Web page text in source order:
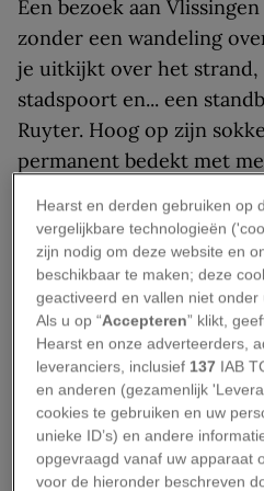
Een bezoek aan
zonder een wandeling
je uitkijkt over het strand,
stadspoort en... een
Ruyter. Hoog op zijn
permanent bedekt met
de Ruyter – en waarom
als zeeheld?
Wie was
Michiel Adriaenszoon de
maart 1607 geboren in
zeeman en al op jonge
voor een leven op zee.
Hearst en derden gebruiken op
vergelijkbare technologieën
zijn nodig om deze website en
beschikbaar te maken; deze
geactiveerd en vallen niet onder
Als u op “Accepteren” klikt,
Hearst en onze adverteerders,
leveranciers, inclusief 137 IAB
en anderen (gezamenlijk
cookies te gebruiken en uw
unieke ID’s) en andere
opgevraagd vanaf uw apparaat
voor de hieronder beschreven